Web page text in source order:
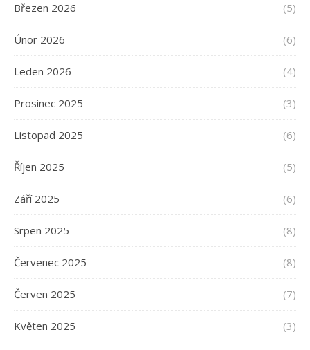
Březen 2026 (5)
Únor 2026 (6)
Leden 2026 (4)
Prosinec 2025 (3)
Listopad 2025 (6)
Říjen 2025 (5)
Září 2025 (6)
Srpen 2025 (8)
Červenec 2025 (8)
Červen 2025 (7)
Květen 2025 (3)